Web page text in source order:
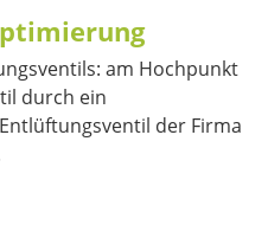
am Hochpunkt
durch ein
der Firma